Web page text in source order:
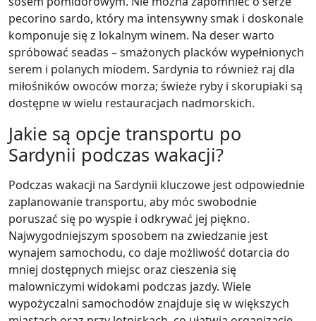
pecorino sardo, który ma intensywny smak i doskonale
komponuje się z lokalnym winem. Na deser warto
spróbować seadas – smażonych placków wypełnionych
serem i polanych miodem. Sardynia to również raj dla
miłośników owoców morza; świeże ryby i skorupiaki są
dostępne w wielu restauracjach nadmorskich.
Jakie są opcje transportu po
Sardynii podczas wakacji?
Podczas wakacji na Sardynii kluczowe jest odpowiednie
zaplanowanie transportu, aby móc swobodnie
poruszać się po wyspie i odkrywać jej piękno.
Najwygodniejszym sposobem na zwiedzanie jest
wynajem samochodu, co daje możliwość dotarcia do
mniej dostępnych miejsc oraz cieszenia się
malowniczymi widokami podczas jazdy. Wiele
wypożyczalni samochodów znajduje się w większych